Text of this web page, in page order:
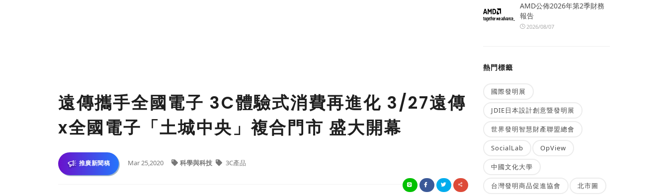
遠傳攜手全國電子 3C體驗式消費再進化 3/27遠傳
x全國電子「土城中央」複合門市 盛大開幕
推廣新聞稿 Mar 25,2020 科學與科技 3C產品
AMD公佈2026年第2季財務
報告
2026/08/07
熱門標籤
國際發明展
JDIE日本設計創意暨發明展
世界發明智慧財產聯盟總會
SocialLab OpView
中國文化大學
台灣發明商品促進協會 北市圖